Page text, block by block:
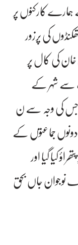
کارکنوں پر
کی پرزور
کی کال پر
سے شہر کے
جس کی وجہ سے ن
جماعتوں کے
گیا اور
نوجوان جاں بحق